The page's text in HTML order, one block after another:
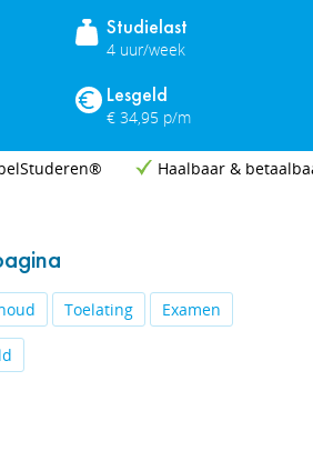
Studielast
4 uur/week
Lesgeld
€ 34,95 p/m
Haalbaar &
Toelating Examen